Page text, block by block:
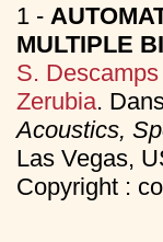
1 -
MULTIPLE
S. Descamps
Zerubia.
Acoustics,
Las Vegas,
Copyright :